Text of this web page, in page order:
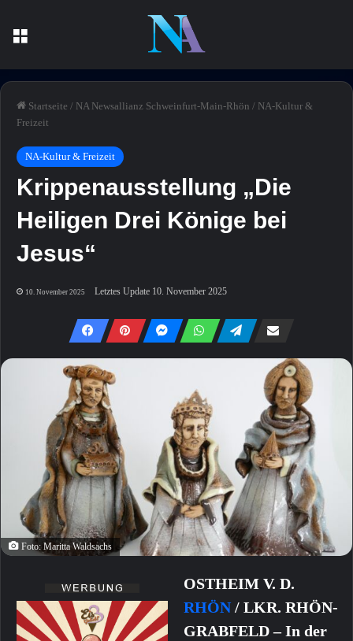
Startseite / NA Newsallianz Schweinfurt-Main-Rhön / NA-Kultur &
Freizeit
NA-Kultur & Freizeit
Krippenausstellung „Die
Heiligen Drei Könige bei
Jesus“
10. November 2025 Letztes Update 10. November 2025
Foto: Maritta Waldsachs
OSTHEIM V. D.
RHÖN/ LKR. RHÖN-
GRABFELD – In der